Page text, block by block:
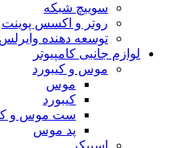
سوییچ شبکه
روتر و اکسس پوینت
توسعه دهنده وایرلس
لوازم جانبی کامپیوتر
موس و کیبورد
موس
کیبورد
ست موس و
پد موس
اسپیکر